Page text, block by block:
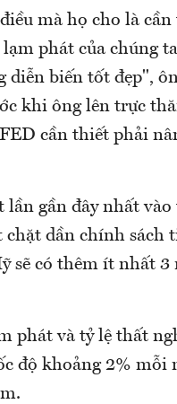
mà họ cho là
phát của chúng
diễn biến tốt đẹp",
khi ông lên trực
cần thiết phải
gần đây nhất vào
dần chính sách
sẽ có thêm ít nhất 3
phát và tỷ lệ thất
độ khoảng 2% mỗi